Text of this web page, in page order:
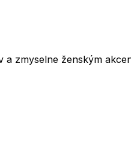
zmyselne ženským